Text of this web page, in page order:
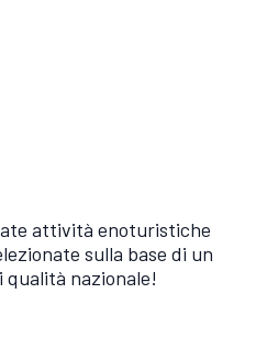
attività enoturistiche
sulla base di un
nazionale!